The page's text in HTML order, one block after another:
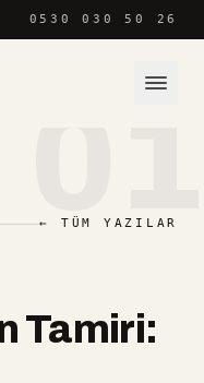
0530 030 50 26
← TÜM YAZILAR
Tamiri: